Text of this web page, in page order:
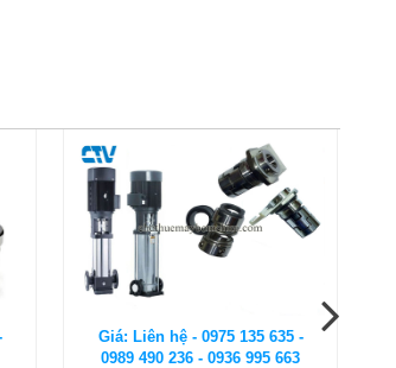
Giá: Liên hệ - 0975 135 635 -
0989 490 236 - 0936 995 663